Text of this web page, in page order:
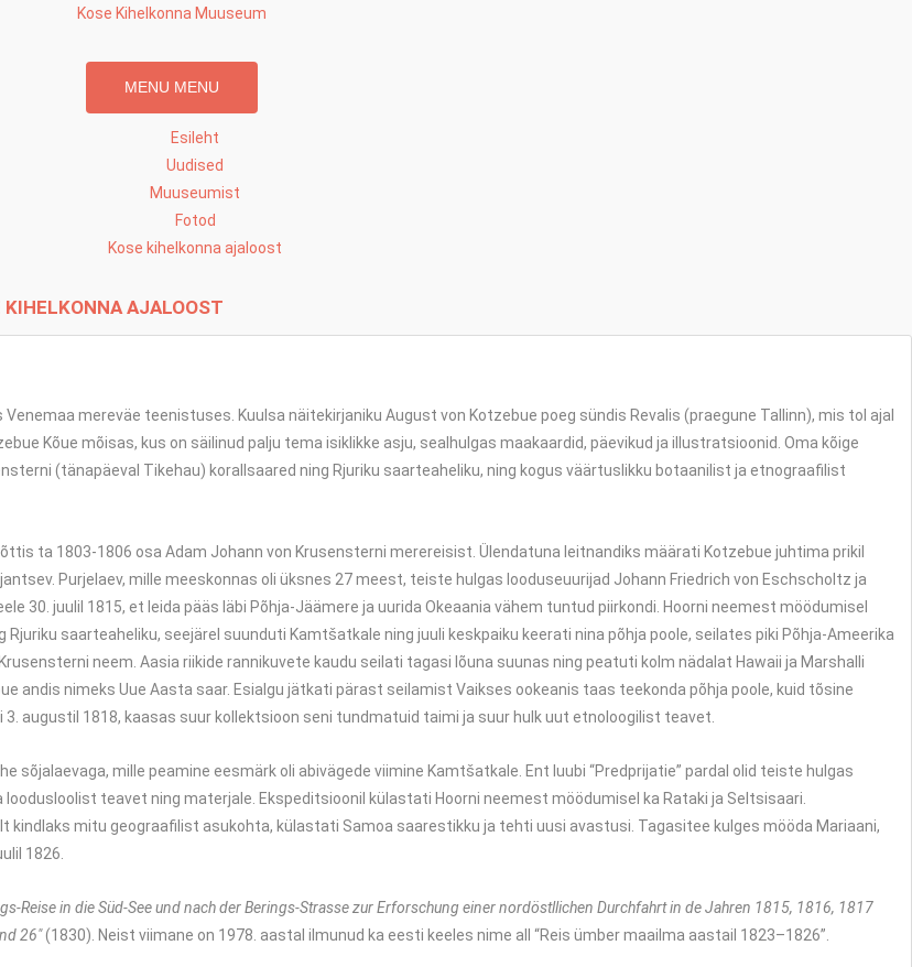
Skip
content
Kose Kihelkonna Muuseum
MENU MENU
Esileht
Uudised
Muuseumist
Fotod
Kose kihelkonna ajaloost
mereväe teenistuses. Kuulsa näitekirjaniku August von Kotzebue poeg sündis Revalis (praegune Tallinn), mis tol ajal
Kõue mõisas, kus on säilinud palju tema isiklikke asju, sealhulgas maakaardid, päevikud ja illustratsioonid. Oma kõige
(tänapäeval Tikehau) korallsaared ning Rjuriku saarteaheliku, ning kogus väärtuslikku botaanilist ja etnograafilist
ta 1803-1806 osa Adam Johann von Krusensterni merereisist. Ülendatuna leitnandiks määrati Kotzebue juhtima prikil
Purjelaev, mille meeskonnas oli üksnes 27 meest, teiste hulgas looduseuurijad Johann Friedrich von Eschscholtz ja
30. juulil 1815, et leida pääs läbi Põhja-Jäämere ja uurida Okeaania vähem tuntud piirkondi. Hoorni neemest möödumisel
saarteaheliku, seejärel suunduti Kamtšatkale ning juuli keskpaiku keerati nina põhja poole, seilates piki Põhja-Ameerika
neem. Aasia riikide rannikuvete kaudu seilati tagasi lõuna suunas ning peatuti kolm nädalat Hawaii ja Marshalli
andis nimeks Uue Aasta saar. Esialgu jätkati pärast seilamist Vaikses ookeanis taas teekonda põhja poole, kuid tõsine
augustil 1818, kaasas suur kollektsioon seni tundmatuid taimi ja suur hulk uut etnoloogilist teavet.
mille peamine eesmärk oli abivägede viimine Kamtšatkale. Ent luubi “Predprijatie” pardal olid teiste hulgas
teavet ning materjale. Ekspeditsioonil külastati Hoorni neemest möödumisel ka Rataki ja Seltsisaari.
mitu geograafilist asukohta, külastati Samoa saarestikku ja tehti uusi avastusi. Tagasitee kulges mööda Mariaani,
1826.
Reise in die Süd-See und nach der Berings-Strasse zur Erforschung einer nordöstllichen Durchfahrt in de Jahren 1815, 1816, 1817
26″(1830). Neist viimane on 1978. aastal ilmunud ka eesti keeles nime all “Reis ümber maailma aastail 1823–1826”.
KIHELKONNA AJALOOST